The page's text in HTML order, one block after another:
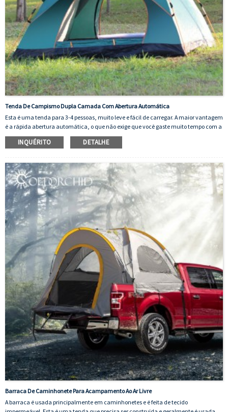
Tenda De Campismo Dupla Camada Com Abertura Automática
Esta é uma tenda para 3-4 pessoas, muito leve e fácil de carregar. A maior vantagem
é a rápida abertura automática, o que não exige que você gaste muito tempo com a
configuração.
INQUÉRITO DETALHE
Barraca De Caminhonete Para Acampamento Ao Ar Livre
A barraca é usada principalmente em caminhonetes e é feita de tecido